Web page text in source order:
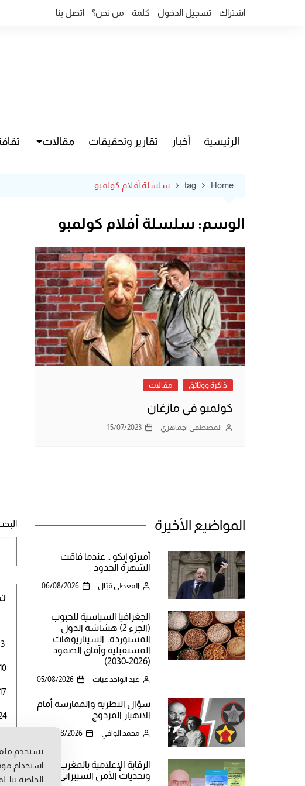
اشتراك تسجيل الدخول كلمة من نحن؟ اتصل بنا
الرئيسية أخبار تقارير وتحقيقات مقالات
Home
tag سلسلة أفلام كولمبو
الوسم: سلسلة أفلام كولمبو
ذاكرة ووثائق مقالات
كولمبو في مازغان
المصطفى اجماهري 15/07/2023
المواضيع الأخيرة
أمبرتو إيكو .. عندما فاقت
الشهرة الحدود
المعطي قبّال 06/08/2026
الجغرافيا السياسية للحبوب
(الجزء 2) هشاشة الدول
المستوردة.. السيناريوهات
المستقبلية وآفاق الصمود
(2026-2030)
عبد الواحد غيات 05/08/2026
سؤال النظرية والممارسة أمام
الانهيار المزدوج
محمد الوافي 05/08/2026
الرقابة الإعلامية بالمغرب
وتحديات الأمن السيبراني
ن
3
نستخدم
استخدام
الخاصة بنا.